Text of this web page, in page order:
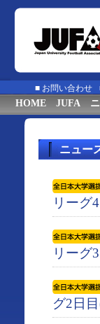
■ お問い合わせ
HOME JUFA
ニュー
リーグ
リーグ
グ2日